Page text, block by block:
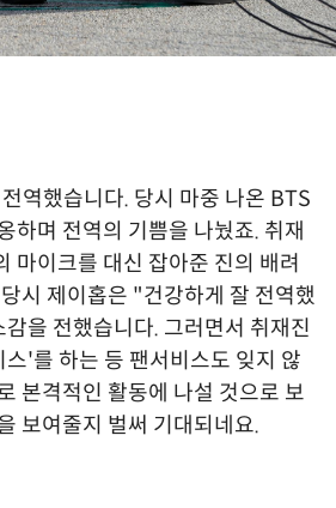
역했습니다. 당시 마중 나온 BTS
하며 전역의 기쁨을 나눴죠. 취재
마이크를 대신 잡아준 진의 배려
시 제이홉은 "건강하게 잘 전역했
을 전했습니다. 그러면서 취재진
'를 하는 등 팬서비스도 잊지 않
본격적인 활동에 나설 것으로 보
보여줄지 벌써 기대되네요.